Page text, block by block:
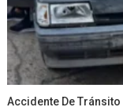
Accidente De